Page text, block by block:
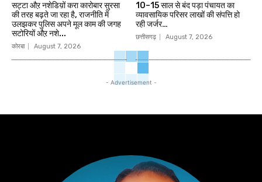
सट्टा औऱ नशेडिय़ों करा कारोबार सुरसा
की तरह बढ़ते जा रहा है, राजनीति में
उलझकर पुलिस अपने मूल काम की जगह
सटोरियों औऱ नशे...
कोरबा August 7, 2026
10–15 साल से बंद पड़ा पंचायत का
व्यावसायिक परिसर लाखों की संपत्ति हो
रही जर्जर…
छत्तीसगढ़ August 7, 2026
- Advertisement -